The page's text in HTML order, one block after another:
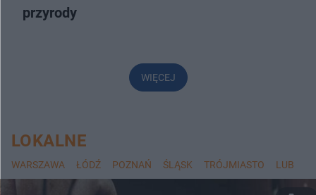
przyrody
WIĘCEJ
LOKALNE
WARSZAWA ŁÓDŹ POZNAŃ ŚLĄSK TRÓJMIASTO LUBLIN